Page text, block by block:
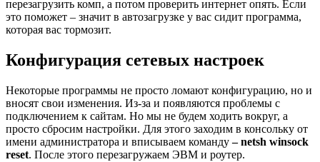
перезагрузить комп, а потом проверить интернет опять. Если
это поможет – значит в автозагрузке у вас сидит программа,
которая вас тормозит.
Конфигурация сетевых настроек
Некоторые программы не просто ломают конфигурацию, но и
вносят свои изменения. Из-за и появляются проблемы с
подключением к сайтам. Но мы не будем ходить вокруг, а
просто сбросим настройки. Для этого заходим в консольку от
имени администратора и вписываем команду– netsh winsock
reset. После этого перезагружаем ЭВМ и роутер.